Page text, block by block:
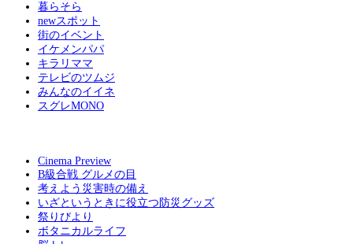
暮らそら
newスポット
街のイベント
イケメンパパ
キラリママ
テレビのツムジ
みんなのイイネ
スグレMONO
Cinema Preview
B級合戦 グルメの目
考えよう災害時の備え
いざというときに役立つ防災グッズ
祭りびより
ボタニカルライフ